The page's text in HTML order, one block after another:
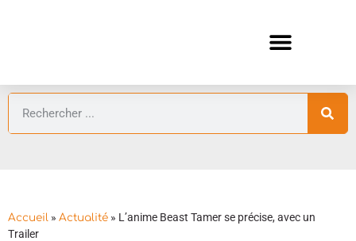
Accueil » Actualité » L’anime Beast Tamer se précise, avec un
Trailer